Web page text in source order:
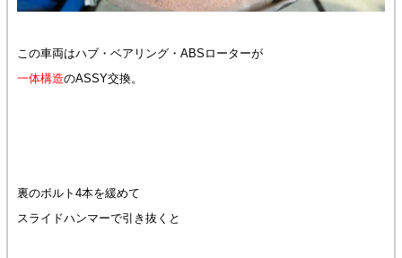
この車両はハブ・ベアリング・ABSローターが
一体構造のASSY交換。
裏のボルト4本を緩めて
スライドハンマーで引き抜くと